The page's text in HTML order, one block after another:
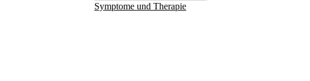
Symptome und Therapie